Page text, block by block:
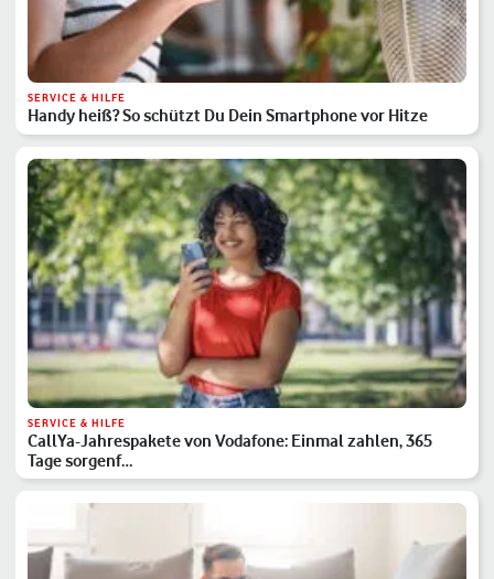
SERVICE & HILFE
Handy heiß? So schützt Du Dein Smartphone vor Hitze
SERVICE & HILFE
CallYa-Jahrespakete von Vodafone: Einmal zahlen, 365
Tage sorgenf…